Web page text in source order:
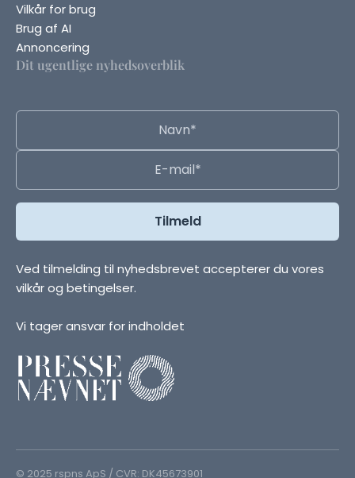
Vilkår for brug
Brug af AI
Annoncering
Dit ugentlige nyhedsoverblik
Ved tilmelding til nyhedsbrevet accepterer du vores
vilkår og betingelser.
Vi tager ansvar for indholdet
© 2025 rspns ApS / CVR: DK45673901